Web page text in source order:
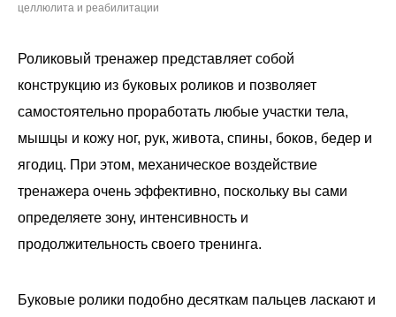
целлюлита и реабилитации
Роликовый тренажер представляет собой
конструкцию из буковых роликов и позволяет
самостоятельно проработать любые участки тела,
мышцы и кожу ног, рук, живота, спины, боков, бедер и
ягодиц. При этом, механическое воздействие
тренажера очень эффективно, поскольку вы сами
определяете зону, интенсивность и
продолжительность своего тренинга.
Буковые ролики подобно десяткам пальцев ласкают и